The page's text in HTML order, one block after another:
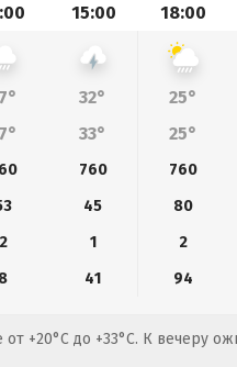
15:00 18:00
32° 25°
33° 25°
760 760
45 80
2 1 2
8 41 94
+20°C до +33°C. К вечеру